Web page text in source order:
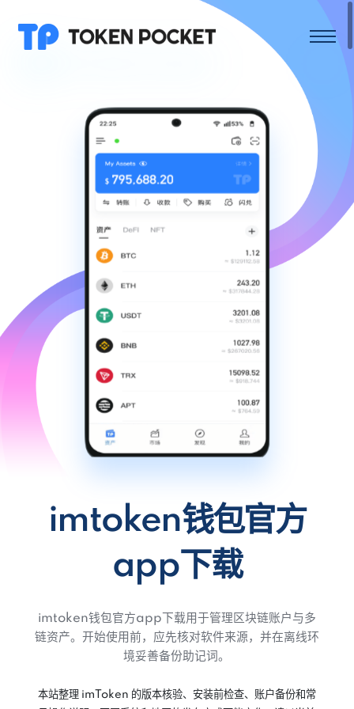
imtoken钱包官方
app下载
imtoken钱包官方app下载用于管理区块链账户与多
链资产。开始使用前，应先核对软件来源，并在离线环
境妥善备份助记词。
本站整理 imToken 的版本核验、安装前检查、账户备份和常